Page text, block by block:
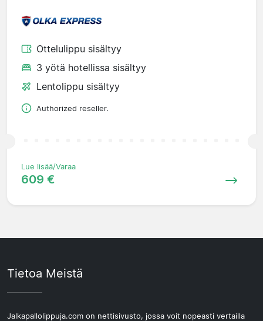
Ottelulippu sisältyy
3 yötä hotellissa sisältyy
Lentolippu sisältyy
Authorized reseller.
Lue lisää/Varaa
609 €
Tietoa Meistä
Jalkapallolippuja.com on nettisivusto, jossa voit nopeasti vertailla